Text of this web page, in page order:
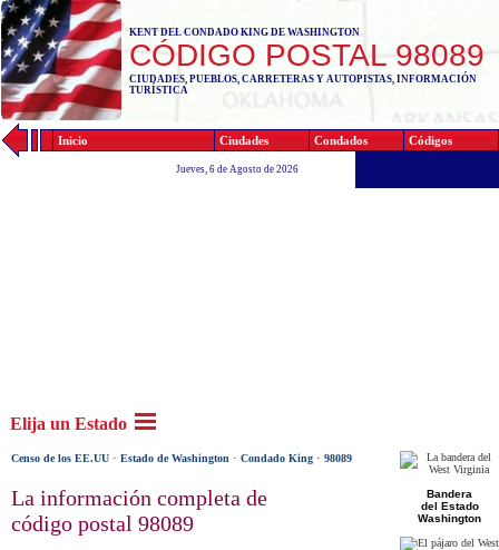
KENT DEL CONDADO KING DE WASHINGTON
CÓDIGO POSTAL 98089
CIUDADES, PUEBLOS, CARRETERAS Y AUTOPISTAS, INFORMACIÓN
TURÍSTICA
Inicio Ciudades Condados Códigos
Jueves, 6 de Agosto de 2026
Elija un Estado
Censo de los EE.UU · Estado de Washington · Condado King · 98089
La información completa de
código postal 98089
Bandera
del Estado
Washington